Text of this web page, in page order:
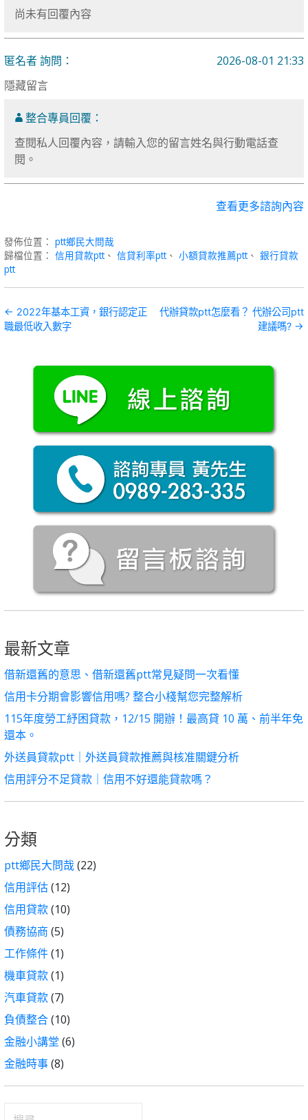
尚未有回覆內容
匿名者 詢問：
2026-08-01 21:33
隱藏留言
整合專員回覆：
查閱私人回覆內容，請輸入您的留言姓名與行動電話查
閱。
查看更多諮詢內容
發佈位置：ptt鄉民大問哉
歸檔位置：信用貸款ptt、信貸利率ptt、小額貸款推薦ptt、銀行貸款
ptt
文
← 2022年基本工資，銀行認定正
職最低收入數字
代辦貸款ptt怎麼看？ 代辦公司ptt
建議嗎? →
最新文章
借新還舊的意思、借新還舊ptt常見疑問一次看懂
信用卡分期會影響信用嗎? 整合小棧幫您完整解析
115年度勞工紓困貸款，12/15 開辦！最高貸 10 萬、前半年免
還本。
外送員貸款ptt｜外送員貸款推薦與核准關鍵分析
信用評分不足貸款｜信用不好還能貸款嗎？
分類
ptt鄉民大問哉(22)
信用評估(12)
信用貸款(10)
債務協商 (5)
工作條件(1)
機車貸款(1)
汽車貸款(7)
負債整合(10)
金融小講堂 (6)
金融時事(8)